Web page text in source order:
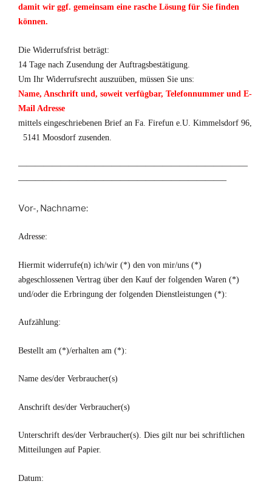
damit wir ggf. gemeinsam eine rasche Lösung für Sie finden
können.
Die Widerrufsfrist beträgt:
14 Tage nach Zusendung der Auftragsbestätigung.
Um Ihr Widerrufsrecht auszuüben, müssen Sie uns:
Name, Anschrift und, soweit verfügbar, Telefonnummer und E-
Mail Adresse
mittels eingeschriebenen Brief an Fa. Firefun e.U. Kimmelsdorf 96,
5141 Moosdorf zusenden.
———————————————————————————
————————————————————————–
Vor-, Nachname:
Adresse:
Hiermit widerrufe(n) ich/wir (*) den von mir/uns (*)
abgeschlossenen Vertrag über den Kauf der folgenden Waren (*)
und/oder die Erbringung der folgenden Dienstleistungen (*):
Aufzählung:
Bestellt am (*)/erhalten am (*):
Name des/der Verbraucher(s)
Anschrift des/der Verbraucher(s)
Unterschrift des/der Verbraucher(s). Dies gilt nur bei schriftlichen
Mitteilungen auf Papier.
Datum: